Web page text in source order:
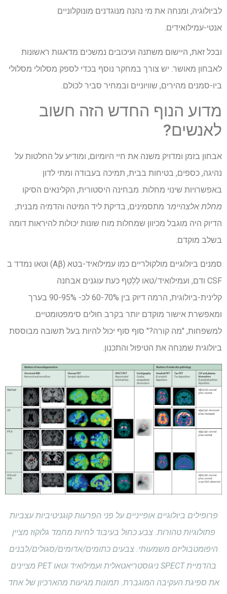
לביולוגיה, ומנחה את מי נהנה מנוגדנים מונוקלוניים
אנטי-עמילואידים.
ובכל זאת, היישום משתנה ועיכובים נמשכים מדאגות ראשונות
לאבחון מאושר. יש צורך במחקר נוסף בכדי לספק מסלולי מסלולי
ביו-סמנים מהירים, שוויוניים ובמחיר סביר לכולם.
מדוע הנוף החדש הזה חשוב
לאנשים?
אבחון בזמן ומדויק משנה את חיי היומיום, ומודיע על החלטות על
נהיגה, כספים, בטיחות בבית, תמיכה בעבודה ומתי לדון
באפשרויות שינוי מחלות. מבחינה היסטורית, הקלינאים הסיקו
מחלת אלצהיימר מתסמינים, בדיקת ליד המיטה והדמיה מבנית;
הדיוק היה מוגבל מכיוון שמחלות מוח שונות יכולות להיראות דומה
בשלב מוקדם.
סמנים ביולוגיים מולקולריים כמו עמילואיד-בטא (Aβ) וטאו נמדד ב
CSF ודם, ועמילואיד/טאו לְלַטֵף כעת עוגנים אבחנה
קלינית-ביולוגית, הרמה דיוק בין 60-70% לכ- 90-95% בערך
ומאפשרת אישור מוקדם יותר בקרב חולים סימפטומטיים.
למשפחות, "מה קורה?" סוף סוף יכול להיות בעל תשובה מבוססת
ביולוגית שמנחה את הטיפול והתכנון.
פרופילים ביולוגיים אופייניים על פני הפרעות קוגניטיביות עצביות
פתולוגיות טהורות. צבע כחול בעיבוד לחיות מחמד גלוקוז מציין
היפומטבוליזם משמעותי. צבעים כתומים/אדומים/סגולים/לבנים
בהדמיית SPECT ניגוסטריאטאלית ועמילואיד וטאו PET מציינים
את ספיגת העקיבה המוגברת. תמונות מגיעות מהארכיון של אחד